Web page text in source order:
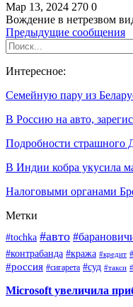
Мар 13, 2024 270 0
Вождение в нетрезвом
Предыдущие сообщения
Интересное:
Семейную пару из
В Россию на авто,
Подробности
В Индии кобра укусила
Налоговыми органами
Метки
#tochka #авто
#контрабанда #кража #кредит
#россия #сигарета #суд #такси
Microsoft увеличила